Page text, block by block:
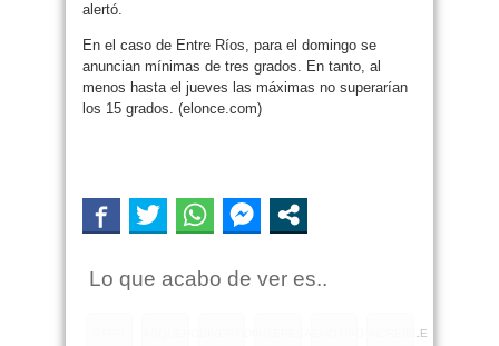
alertó.
En el caso de Entre Ríos, para el domingo se
anuncian mínimas de tres grados. En tanto, al
menos hasta el jueves las máximas no superarían
los 15 grados. (elonce.com)
Lo que acabo de ver es..
INCREIBLE